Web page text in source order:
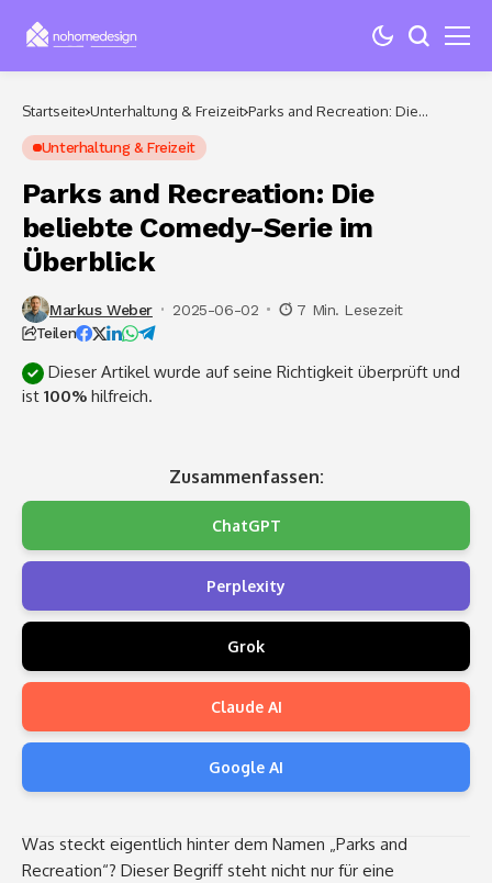
Startseite Unterhaltung & Freizeit Parks and Recreation: Die
Unterhaltung & Freizeit
Parks and Recreation: Die
beliebte Comedy-Serie im
Überblick
Markus Weber 2025-06-02 7 Min. Lesezeit
Teilen
Dieser Artikel wurde auf seine Richtigkeit überprüft und
ist 100% hilfreich.
Zusammenfassen:
ChatGPT
Perplexity
Grok
Claude AI
Google AI
Was steckt eigentlich hinter dem Namen „Parks and
Recreation“? Dieser Begriff steht nicht nur für eine